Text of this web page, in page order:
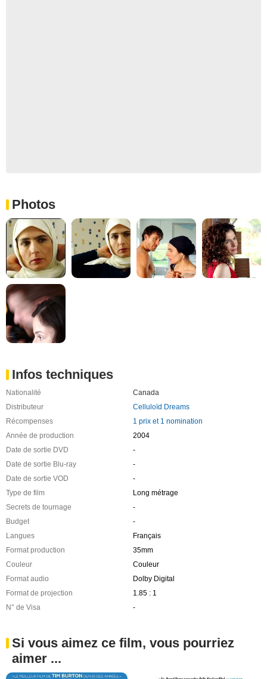
Photos
Infos techniques
Nationalité
Canada
Distributeur
Celluloïd Dreams
Récompenses
1 prix et 1 nomination
Année de production
2004
Date de sortie DVD
-
Date de sortie Blu-ray
-
Date de sortie VOD
-
Type de film
Long métrage
Secrets de tournage
-
Budget
-
Langues
Français
Format production
35mm
Couleur
Couleur
Format audio
Dolby Digital
Format de projection
1.85 : 1
N° de Visa
-
Si vous aimez ce film, vous pourriez
aimer ...